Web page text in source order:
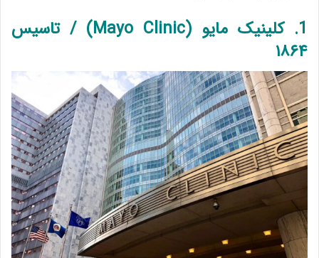
1. کلینیک مایو (Mayo Clinic) /
تاسیس
۱۸۶۴